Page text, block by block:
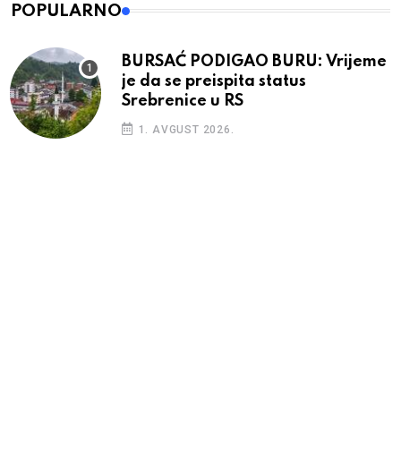
POPULARNO
BURSAĆ PODIGAO BURU: Vrijeme
je da se preispita status
Srebrenice u RS
1. AVGUST 2026.